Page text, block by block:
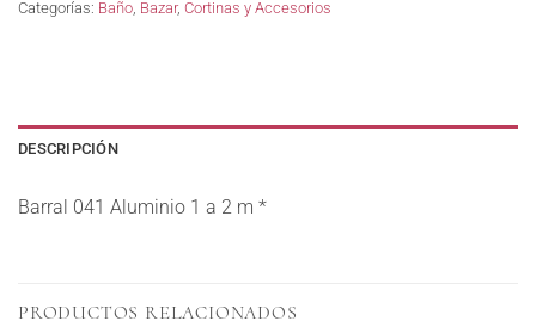
Categorías: Baño, Bazar, Cortinas y Accesorios
DESCRIPCIÓN
Barral 041 Aluminio 1 a 2 m *
PRODUCTOS RELACIONADOS